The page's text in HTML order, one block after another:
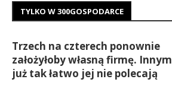
TYLKO W 300GOSPODARCE
Trzech na czterech ponownie
założyłoby własną firmę. Innym
już tak łatwo jej nie polecają